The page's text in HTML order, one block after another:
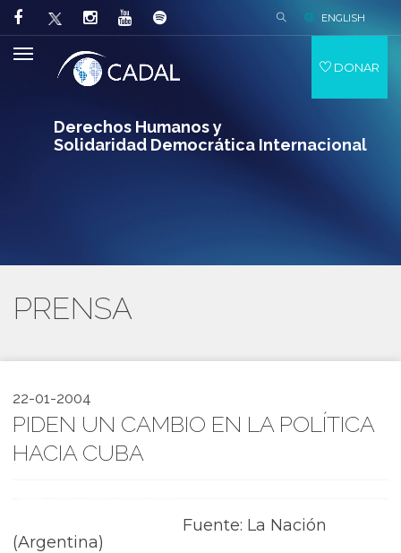
Derechos Humanos y
Solidaridad Democrática Internacional
ENGLISH
DONAR
PRENSA
22-01-2004
PIDEN UN CAMBIO EN LA POLÍTICA
HACIA CUBA
Fuente: La Nación
(Argentina)